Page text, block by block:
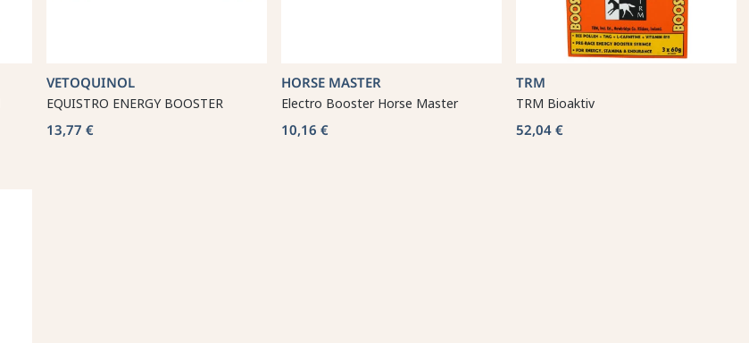
VETOQUINOL
EQUISTRO ENERGY BOOSTER
13,77 €
HORSE MASTER
Electro Booster Horse Master
10,16 €
TRM
TRM Bioaktiv
52,04 €